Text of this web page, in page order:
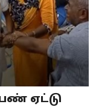
ஏட்டு